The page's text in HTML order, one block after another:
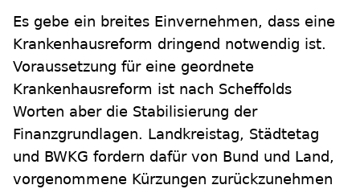
Es gebe ein breites Einvernehmen, dass eine
Krankenhausreform dringend notwendig ist.
Voraussetzung für eine geordnete
Krankenhausreform ist nach Scheffolds
Worten aber die Stabilisierung der
Finanzgrundlagen. Landkreistag, Städtetag
und BWKG fordern dafür von Bund und Land,
vorgenommene Kürzungen zurückzunehmen